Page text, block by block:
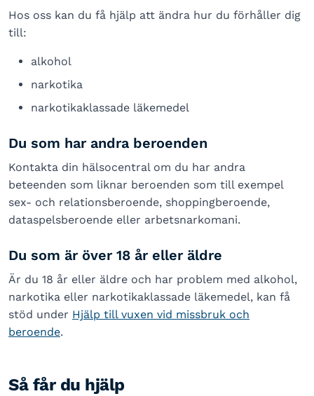
Hos oss kan du få hjälp att ändra hur du förhåller dig
till:
alkohol
narkotika
narkotikaklassade läkemedel
Du som har andra beroenden
Kontakta din hälsocentral om du har andra
beteenden som liknar beroenden som till exempel
sex- och relationsberoende, shoppingberoende,
dataspelsberoende eller arbetsnarkomani.
Du som är över 18 år eller äldre
Är du 18 år eller äldre och har problem med alkohol,
narkotika eller narkotikaklassade läkemedel, kan få
stöd under Hjälp till vuxen vid missbruk och
beroende.
Så får du hjälp